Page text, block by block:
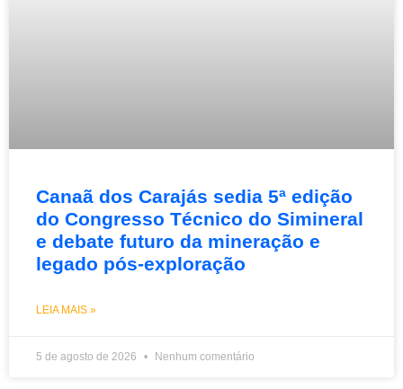
Canaã dos Carajás sedia 5ª edição
do Congresso Técnico do Simineral
e debate futuro da mineração e
legado pós-exploração
LEIA MAIS »
5 de agosto de 2026 Nenhum comentário